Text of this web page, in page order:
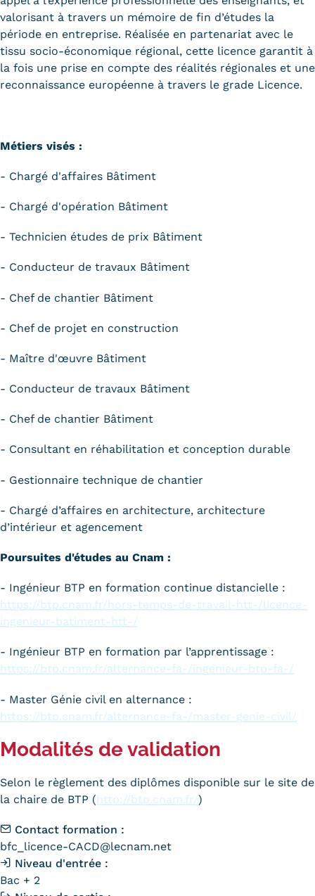
valorisant à travers un mémoire de fin d’études la
période en entreprise. Réalisée en partenariat avec le
tissu socio-économique régional, cette licence garantit à
la fois une prise en compte des réalités régionales et une
reconnaissance européenne à travers le grade Licence.
Métiers visés :
- Chargé d'affaires Bâtiment
- Chargé d'opération Bâtiment
- Technicien études de prix Bâtiment
- Conducteur de travaux Bâtiment
- Chef de chantier Bâtiment
- Chef de projet en construction
- Maître d'œuvre Bâtiment
- Conducteur de travaux Bâtiment
- Chef de chantier Bâtiment
- Consultant en réhabilitation et conception durable
- Gestionnaire technique de chantier
- Chargé d’affaires en architecture, architecture
d’intérieur et agencement
Poursuites d'études au Cnam :
- Ingénieur BTP en formation continue distancielle :
https://btp.cnam.fr/hors-temps-de-travail-htt-/licence-
ingenieur-batiment-htt-/
- Ingénieur BTP en formation par l’apprentissage :
https://btp.cnam.fr/alternance-fa-/ingenieur-btp-fa-/
- Master Génie civil en alternance :
https://btp.cnam.fr/alternance-fa-/master-genie-civil/
Modalités de validation
Selon le règlement des diplômes disponible sur le site de
la chaire de BTP (http://btp.cnam.fr/)
Contact formation :
bfc_licence-CACD@lecnam.net
Niveau d'entrée :
Bac + 2